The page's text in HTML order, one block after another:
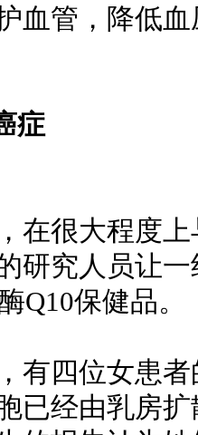
血管，降低
症
在很大程度
研究人员让
Q10保健品。
有四位女患
已经由乳房